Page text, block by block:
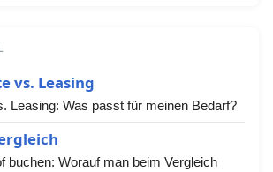
vs. Leasing
Leasing: Was passt für meinen Bedarf?
buchen: Worauf man beim Vergleich